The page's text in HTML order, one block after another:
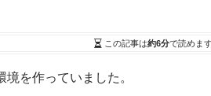
この記事は約6分で読めます
を作っていました。